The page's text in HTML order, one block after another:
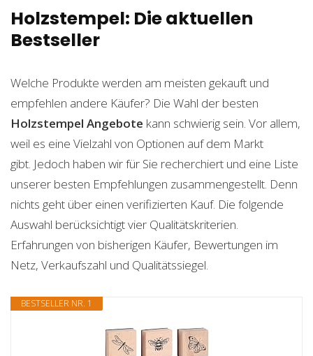
Holzstempel: Die aktuellen
Bestseller
Welche Produkte werden am meisten gekauft und
empfehlen andere Käufer? Die Wahl der besten
Holzstempel Angebote kann schwierig sein. Vor allem,
weil es eine Vielzahl von Optionen auf dem Markt
gibt. Jedoch haben wir für Sie recherchiert und eine Liste
unserer besten Empfehlungen zusammengestellt. Denn
nichts geht über einen verifizierten Kauf. Die folgende
Auswahl berücksichtigt vier Qualitätskriterien.
Erfahrungen von bisherigen Käufer, Bewertungen im
Netz, Verkaufszahl und Qualitätssiegel.
BESTSELLER NR. 1